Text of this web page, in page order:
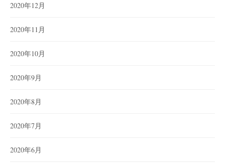
2020年12月
2020年11月
2020年10月
2020年9月
2020年8月
2020年7月
2020年6月